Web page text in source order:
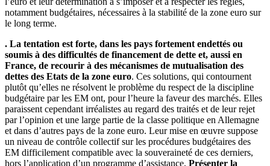
notamment budgétaires, nécessaires à la stabilité de la zone euro sur
le long terme.
. La tentation est forte, dans les pays fortement endettés ou
soumis à des difficultés de financement de dette et, aussi en
France, de recourir à des mécanismes de mutualisation des
dettes des Etats de la zone euro. Ces solutions, qui contournent
plutôt qu’elles ne résolvent le problème du respect de la discipline
budgétaire par les EM ont, pour l’heure la faveur des marchés. Elles
paraissent cependant irréalistes au regard des traités et de leur rejet
par l’opinion et une large partie de la classe politique en Allemagne
et dans d’autres pays de la zone euro. Leur mise en œuvre suppose
un niveau de contrôle collectif sur les procédures budgétaires des
EM difficilement compatible avec la souveraineté de ces derniers,
hors l’application d’un programme d’assistance. Présenter la